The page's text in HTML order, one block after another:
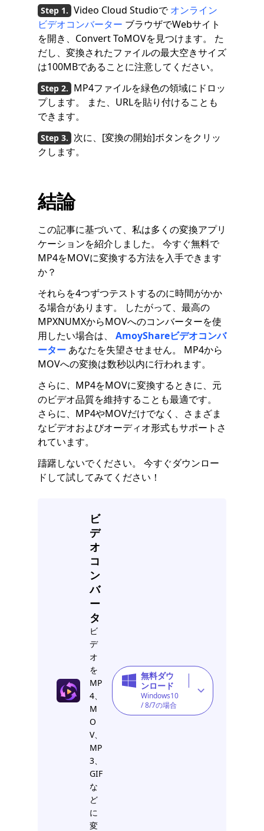
Video Cloud Studioでオンライン
ビデオコンバーター ブラウザでWebサイト
を開き、Convert ToMOVを見つけます。 た
だし、変換されたファイルの最大空きサイズ
は100MBであることに注意してください。
MP4ファイルを緑色の領域にドロッ
プします。 また、URLを貼り付けることも
できます。
次に、[変換の開始]ボタンをクリッ
クします。
結論
この記事に基づいて、私は多くの変換アプリ
ケーションを紹介しました。 今すぐ無料で
MP4をMOVに変換する方法を入手できます
か？
それらを4つずつテストするのに時間がかか
る場合があります。 したがって、最高の
MPXNUMXからMOVへのコンバーターを使
用したい場合は、 AmoyShareビデオコンバ
ーター あなたを失望させません。 MP4から
MOVへの変換は数秒以内に行われます。
さらに、MP4をMOVに変換するときに、元
のビデオ品質を維持することも最適です。
さらに、MP4やMOVだけでなく、さまざま
なビデオおよびオーディオ形式もサポートさ
れています。
躊躇しないでください。 今すぐダウンロー
ドして試してみてください！
ビ
デ
オ
コ
ン
バ
ー
タ
ビ
デ
オ
を
MP
4、
M
O
V、
MP
3、
GIF
な
ど
に
変
無料ダウ
ンロード
Windows10
/ 8/7の場合